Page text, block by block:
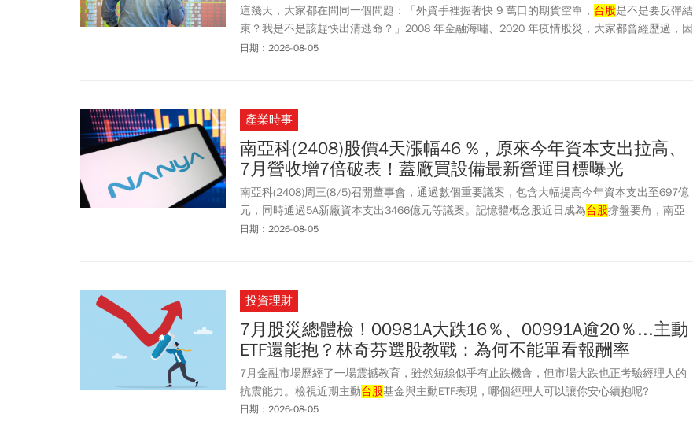
這幾天，大家都在問同一個問題：「外資手裡握著快 9 萬口的期貨空單， 台股是不是要反彈結
束？我是不是該趕快出清逃命？」2008 年金融海嘯、2020 年疫情股災，大家都曾經歷過，因
此只要看到「外資空單創高」，很多人第一個反應就是：「是不是該先跑？」
日期：2026-08-05
產業時事
南亞科(2408)股價4天漲幅46 %，原來今年資本支出拉高、
7月營收增7倍破表！蓋廠買設備最新營運目標曝光
南亞科(2408)周三(8/5)召開董事會，通過數個重要議案，包含大幅提高今年資本支出至697億
元，同時通過5A新廠資本支出3466億元等議案。記憶體概念股近日成為台股撐盤要角，南亞
科(2408)從7/30最低點322元，連拉3根漲停後，週三最高來到470.5元，短短4天漲幅高達
日期：2026-08-05
投資理財
7月股災總體檢！00981A大跌16％、00991A逾20％...主動
ETF還能抱？林奇芬選股教戰：為何不能單看報酬率
7月金融市場歷經了一場震撼教育，雖然短線似乎有止跌機會，但市場大跌也正考驗經理人的
抗震能力。檢視近期主動台股基金與主動ETF表現，哪個經理人可以讓你安心續抱呢?
日期：2026-08-05